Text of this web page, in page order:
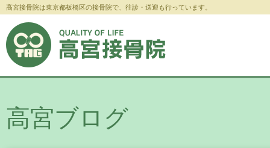
高宮接骨院は東京都板橋区の接骨院で、往診・送迎も行っています。
高宮ブログ